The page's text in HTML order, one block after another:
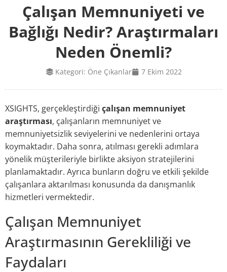
Çalışan Memnuniyeti ve
Bağlığı Nedir? Araştırmaları
Neden Önemli?
Kategori: Öne Çıkanlar 7 Ekim 2022
XSIGHTS, gerçekleştirdiği çalışan memnuniyet
araştırması, çalışanların memnuniyet ve
memnuniyetsizlik seviyelerini ve nedenlerini ortaya
koymaktadır. Daha sonra, atılması gerekli adımlara
yönelik müşterileriyle birlikte aksiyon stratejilerini
planlamaktadır. Ayrıca bunların doğru ve etkili şekilde
çalışanlara aktarılması konusunda da danışmanlık
hizmetleri vermektedir.
Çalışan Memnuniyet
Araştırmasının Gerekliliği ve
Faydaları